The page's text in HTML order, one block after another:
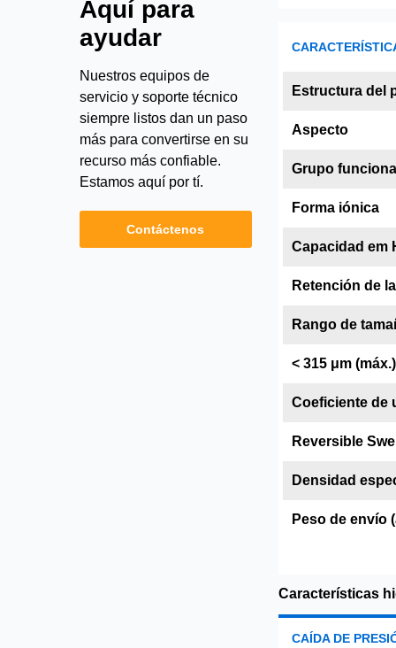
Aquí para
ayudar
Nuestros equipos de
servicio y soporte técnico
siempre listos dan un paso
más para convertirse en su
recurso más confiable.
Estamos aquí por tí.
Contáctenos
Estructura del
Aspecto
Grupo funcional
Forma iónica
Capacidad em
Retención de
Rango de
< 315 μm (máx.)
Coeficiente de
Reversible
Densidad
Peso de envío
Características
CAÍDA DE